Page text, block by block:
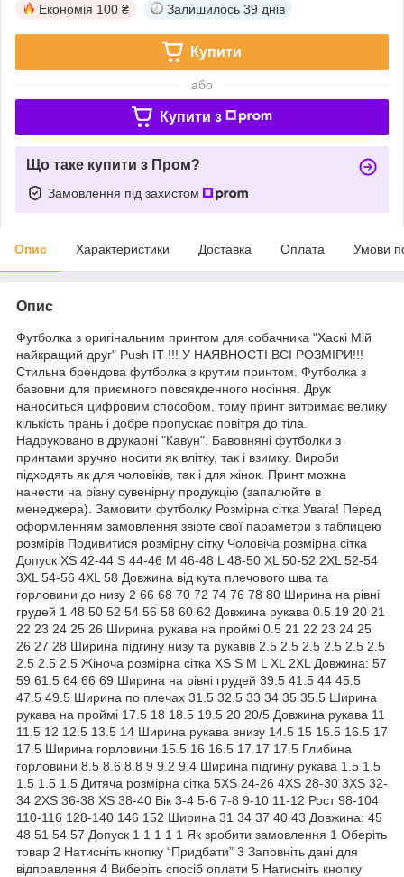
Економія 100 ₴ Залишилось 39 днів
Купити
або
Купити з
Що таке купити з Пром?
Замовлення під захистом
Опис Характеристики Доставка Оплата Умови
Опис
Футболка з оригінальним принтом для собачника "Хаскі Мій
найкращий друг" Push IT !!! У НАЯВНОСТІ ВСІ РОЗМІРИ!!!
Стильна брендова футболка з крутим принтом. Футболка з
бавовни для приємного повсякденного носіння. Друк
наноситься цифровим способом, тому принт витримає велику
кількість прань і добре пропускає повітря до тіла.
Надруковано в друкарні "Кавун". Бавовняні футболки з
принтами зручно носити як влітку, так і взимку. Вироби
підходять як для чоловіків, так і для жінок. Принт можна
нанести на різну сувенірну продукцію (запалюйте в
менеджера). Замовити футболку Розмірна сітка Увага! Перед
оформленням замовлення звірте свої параметри з таблицею
розмірів Подивитися розмірну сітку Чоловіча розмірна сітка
Допуск XS 42-44 S 44-46 M 46-48 L 48-50 XL 50-52 2XL 52-54
3XL 54-56 4XL 58 Довжина від кута плечового шва та
горловини до низу 2 66 68 70 72 74 76 78 80 Ширина на рівні
грудей 1 48 50 52 54 56 58 60 62 Довжина рукава 0.5 19 20 21
22 23 24 25 26 Ширина рукава на проймі 0.5 21 22 23 24 25
26 27 28 Ширина підгину низу та рукавів 2.5 2.5 2.5 2.5 2.5 2.5
2.5 2.5 2.5 Жіноча розмірна сітка XS S M L XL 2XL Довжина: 57
59 61.5 64 66 69 Ширина на рівні грудей 39.5 41.5 44 45.5
47.5 49.5 Ширина по плечах 31.5 32.5 33 34 35 35.5 Ширина
рукава на проймі 17.5 18 18.5 19.5 20 20/5 Довжина рукава 11
11.5 12 12.5 13.5 14 Ширина рукава внизу 14.5 15 15.5 16.5 17
17.5 Ширина горловини 15.5 16 16.5 17 17 17.5 Глибина
горловини 8.5 8.6 8.8 9 9.2 9.4 Ширина підгину рукава 1.5 1.5
1.5 1.5 1.5 Дитяча розмірна сітка 5XS 24-26 4XS 28-30 3XS 32-
34 2XS 36-38 XS 38-40 Вік 3-4 5-6 7-8 9-10 11-12 Рост 98-104
110-116 128-140 146 152 Ширина 31 34 37 40 43 Довжина: 45
48 51 54 57 Допуск 1 1 1 1 1 Як зробити замовлення 1 Оберіть
товар 2 Натисніть кнопку “Придбати” 3 Заповніть дані для
відправлення 4 Виберіть спосіб оплати 5 Натисніть кнопку